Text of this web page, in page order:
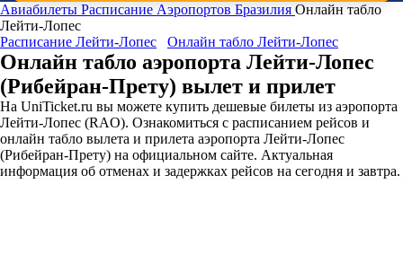
Авиабилеты Расписание Аэропортов Бразилия Онлайн табло
Лейти-Лопес
Расписание Лейти-Лопес
Онлайн табло Лейти-Лопес
Онлайн табло аэропорта Лейти-Лопес
(Рибейран-Прету) вылет и прилет
На UniTicket.ru вы можете купить дешевые билеты из аэропорта
Лейти-Лопес (RAO). Ознакомиться с расписанием рейсов и
онлайн табло вылета и прилета аэропорта Лейти-Лопес
(Рибейран-Прету) на официальном сайте. Актуальная
информация об отменах и задержках рейсов на сегодня и завтра.